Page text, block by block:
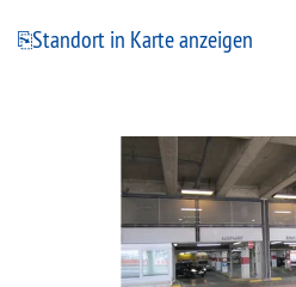
Standort in Karte anzeigen